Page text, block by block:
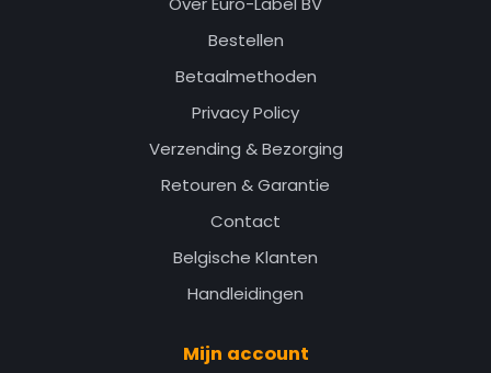
Bestellen
Betaalmethoden
Privacy Policy
Verzending & Bezorging
Retouren & Garantie
Contact
Belgische Klanten
Handleidingen
Mijn account